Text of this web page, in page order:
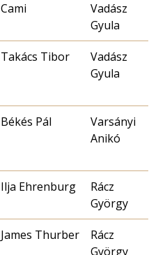
Cami
Vadász
Gyula
Takács Tibor
Vadász
Gyula
Békés Pál
Varsányi
Anikó
Ilja Ehrenburg
Rácz
György
James Thurber
Rácz
György